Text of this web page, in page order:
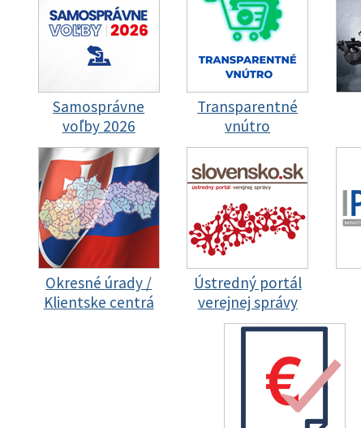
Samosprávne
voľby 2026
Transparentné
vnútro
Okresné úrady /
Klientske centrá
Ústredný portál
verejnej správy